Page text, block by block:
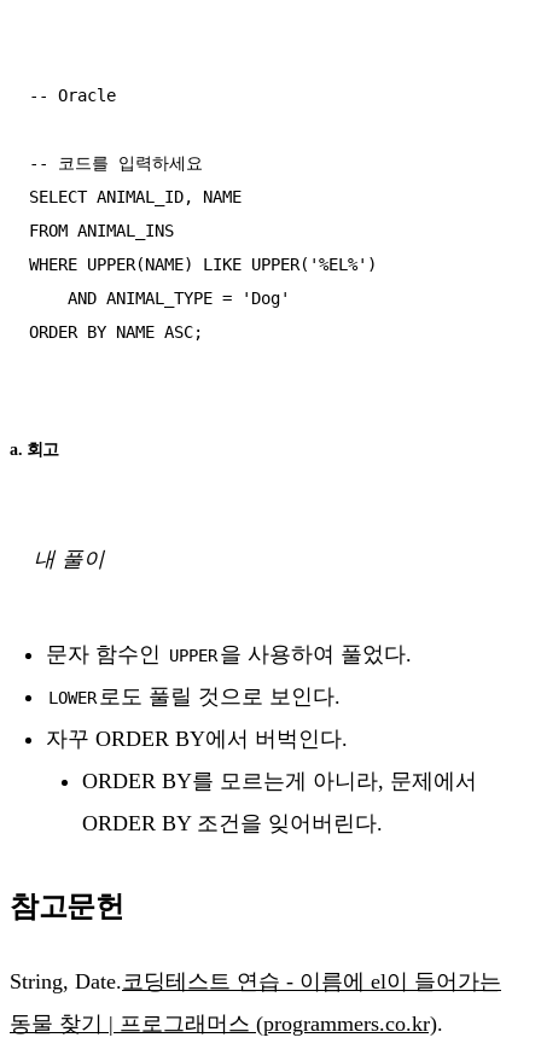
-- Oracle
-- 코드를 입력하세요
SELECT ANIMAL_ID, NAME
FROM ANIMAL_INS
WHERE UPPER(NAME) LIKE UPPER('%EL%')
ORDER BY NAME ASC;
a. 회고
내 풀이
문자 함수인 UPPER을 사용하여 풀었다.
LOWER로도 풀릴 것으로 보인다.
자꾸 ORDER BY에서 버벅인다.
ORDER BY를 모르는게 아니라, 문제에서
ORDER BY 조건을 잊어버린다.
참고문헌
String, Date. 코딩테스트 연습 - 이름에 el이 들어가는
동물 찾기 | 프로그래머스 (programmers.co.kr).